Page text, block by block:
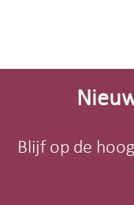
Site-
Blijf op de